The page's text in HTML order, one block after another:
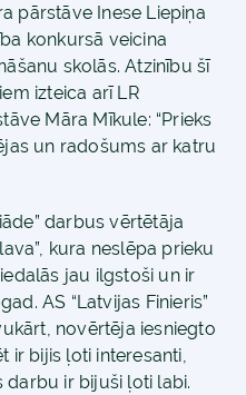
pārstāve Inese Liepiņa
konkursā veicina
skolās. Atzinību šī
izteica arī LR
Māra Mīkule: “Prieks
un radošums ar katru
darbus vērtētāja
kura neslēpa prieku
jau ilgstoši un ir
AS “Latvijas Finieris”
novērtēja iesniegto
bijis ļoti interesanti,
ir bijuši ļoti labi.